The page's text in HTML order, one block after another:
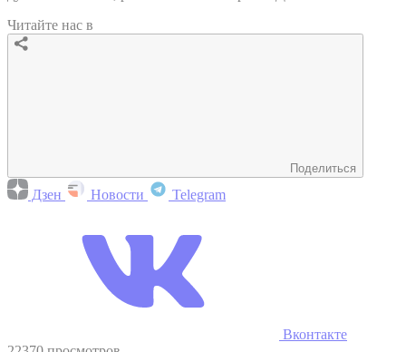
Читайте нас в
Поделиться
Дзен Новости Telegram
Вконтакте